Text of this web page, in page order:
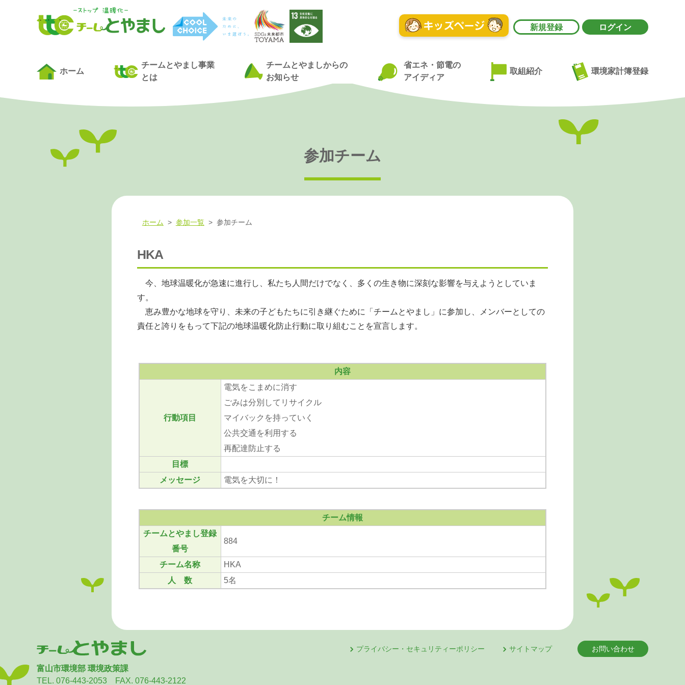
新規登録 ログイン
ホーム
チームとやまし事業
とは
チームとやましからの
お知らせ
省エネ・節電の
アイディア
取組紹介 環境家計簿登録
参加チーム
ホーム > 参加一覧> 参加チーム
HKA
今、地球温暖化が急速に進行し、私たち人間だけでなく、多くの生き物に深刻な影響を与えようとしていま
す。
恵み豊かな地球を守り、未来の子どもたちに引き継ぐために「チームとやまし」に参加し、メンバーとしての
責任と誇りをもって下記の地球温暖化防止行動に取り組むことを宣言します。
内容
行動項目
電気をこまめに消す
ごみは分別してリサイクル
マイバックを持っていく
公共交通を利用する
再配達防止する
目標
メッセージ
電気を大切に！
チーム情報
チームとやまし登録
番号
884
チーム名称
HKA
人 数
5名
富山市環境部 環境政策課
TEL. 076-443-2053 FAX. 076-443-2122
プライバシー・セキュリティーポリシー サイトマップ お問い合わせ